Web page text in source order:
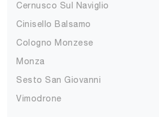
Cernusco Sul Naviglio
Cinisello Balsamo
Cologno Monzese
Monza
Sesto San Giovanni
Vimodrone